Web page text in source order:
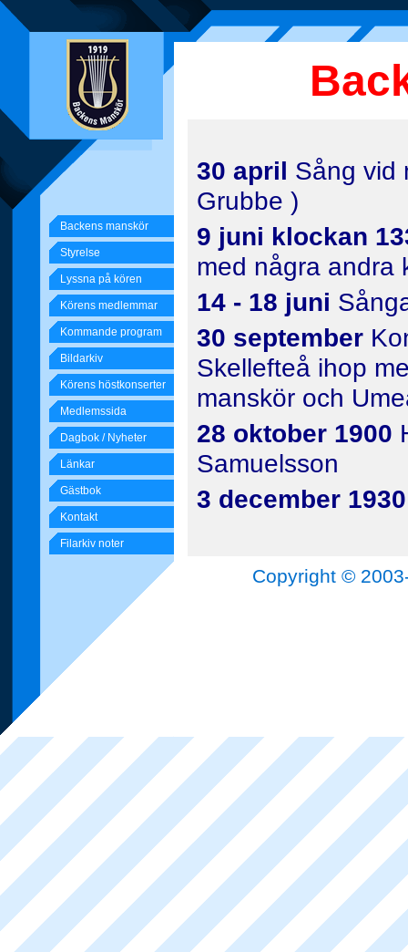
Backens manskör
Styrelse
Lyssna på kören
Körens medlemmar
Kommande program
Bildarkiv
Körens höstkonserter
Medlemssida
Dagbok / Nyheter
Länkar
Gästbok
Kontakt
Filarkiv noter
30 april Sång vid
Grubbe )
9 juni klockan
med några andra
14 - 18 juni
30 september
Skellefteå ihop
manskör och
28 oktober 1900
Samuelsson
3 december 1930
Copyright ©